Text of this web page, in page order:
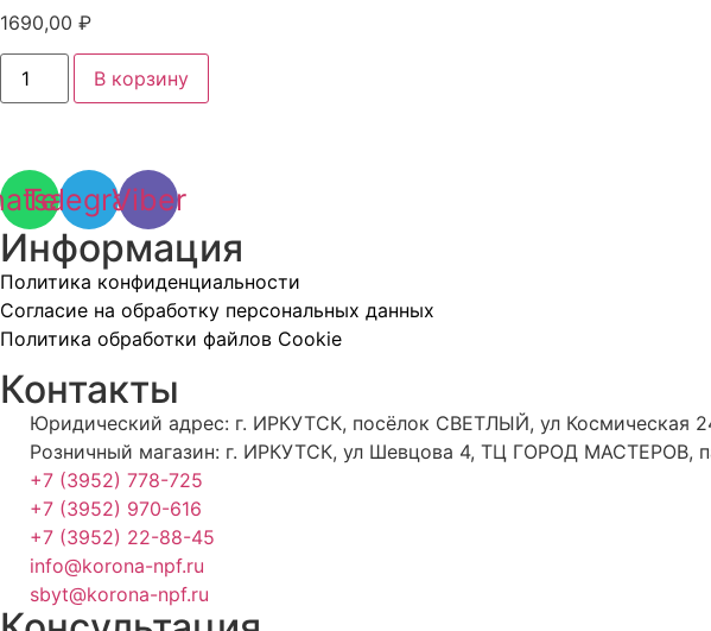
1690,00 ₽
Количество
товара
Термометр
Дл
50
РШ
В корзину
Telegram
Viber
Информация
Политика конфиденциальности
Согласие на обработку персональных данных
Политика обработки файлов Cookie
Контакты
Юридический адрес: г. ИРКУТСК, посёлок СВЕТЛЫЙ, ул Космическая
Розничный магазин: г. ИРКУТСК, ул Шевцова 4, ТЦ ГОРОД МАСТЕРОВ,
+7 (3952) 778-725
+7 (3952) 970-616
+7 (3952) 22-88-45
info@korona-npf.ru
sbyt@korona-npf.ru